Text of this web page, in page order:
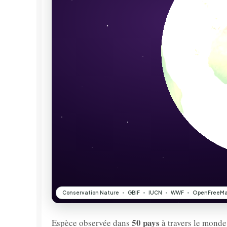
Espèce observée dans 50 pays à travers le